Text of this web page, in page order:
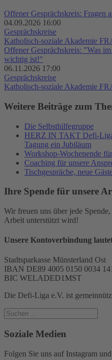
Offener Gesprächskreis: Fragen
04.09.2026 16:00
Gesprächskreise
Katholisch-soziale Akademie
Offener Gesprächskreis: "Was
wichtig ist!"
06.11.2026 17:00
Gesprächskreise
Katholisch-soziale Akademie
Weitere Beiträge zum
Die Selbsthilfegruppe
HERZ IN TAKT Defi-
Tagung ein Jubiläum
Workshop-Wochenende
Coaching für unsere
Tischgespräche, neue
Ihre Spende für unsere
Wir freuen uns über jede
Arbeit unterstützt wird!
Unsere Kontoverbindung
Stadtsparkasse Münsterland Ost
IBAN DE89 4005 0150 0034
BIC WELADED1MST
Die Defi-Liga e.V. ist
Soziale Medien
Folgen Sie uns auf Instagram